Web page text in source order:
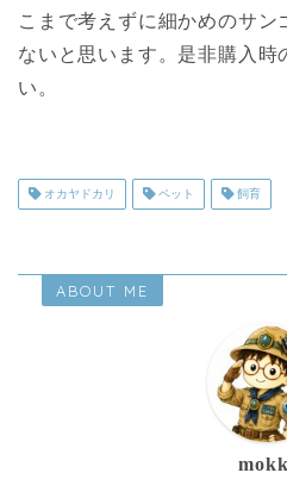
こまで考えずに細かめのサン
ないと思います。是非購入時
い。
オカヤドカリ ペット 飼育
ABOUT ME